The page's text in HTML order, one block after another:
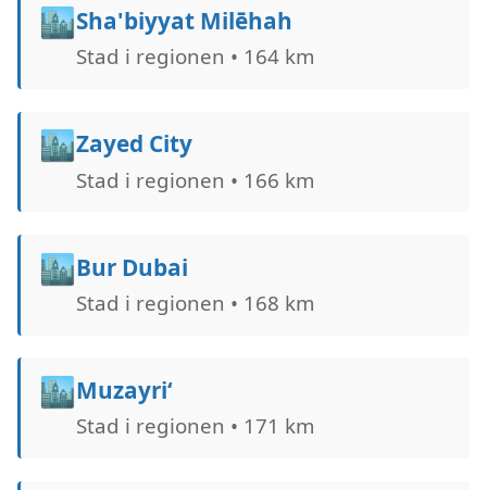
🏙️Sha'biyyat Milе̄hah
Stad i regionen • 164 km
🏙️Zayed City
Stad i regionen • 166 km
🏙️Bur Dubai
Stad i regionen • 168 km
🏙️Muzayri‘
Stad i regionen • 171 km